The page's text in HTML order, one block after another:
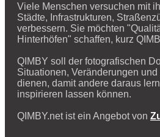
Viele Menschen versuchen mit
Städte, Infrastrukturen,
verbessern. Sie möchten
Hinterhöfen" schaffen, kurz
QIMBY soll der fotografischen
Situationen, Veränderungen
dienen, damit andere daraus
inspirieren lassen können.
QIMBY.net ist ein Angebot von